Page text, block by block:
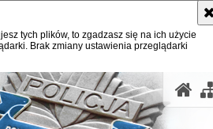
tych plików, to zgadzasz się na ich użycie
Brak zmiany ustawienia przeglądarki